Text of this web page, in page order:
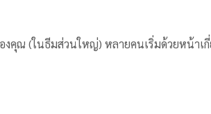
งคุณ (ในธีมส่วนใหญ่) หลายคนเริ่มด้วยหน้าเ